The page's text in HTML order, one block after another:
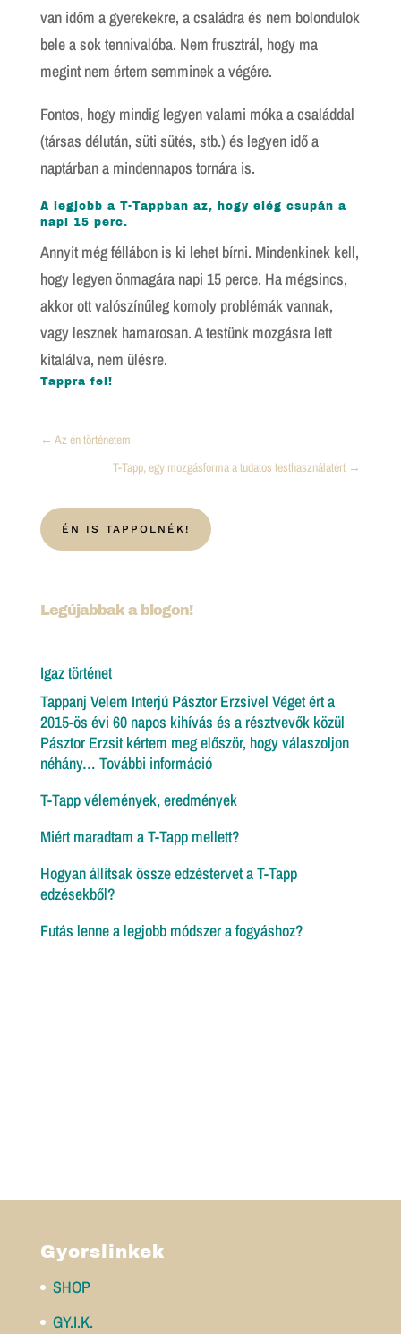
van időm a gyerekekre, a családra és nem bolondulok
bele a sok tennivalóba. Nem frusztrál, hogy ma
megint nem értem semminek a végére.
Fontos, hogy mindig legyen valami móka a családdal
(társas délután, süti sütés, stb.) és legyen idő a
naptárban a mindennapos tornára is.
A legjobb a T-Tappban az, hogy elég csupán a
napi 15 perc.
Annyit még féllábon is ki lehet bírni. Mindenkinek kell,
hogy legyen önmagára napi 15 perce. Ha mégsincs,
akkor ott valószínűleg komoly problémák vannak,
vagy lesznek hamarosan. A testünk mozgásra lett
kitalálva, nem ülésre.
Tappra fel!
← Az én történetem
T-Tapp, egy mozgásforma a tudatos testhasználatért →
ÉN IS TAPPOLNÉK!
Legújabbak a blogon!
Igaz történet
Tappanj Velem Interjú Pásztor Erzsivel Véget ért a
2015-ös évi 60 napos kihívás és a résztvevők közül
Pásztor Erzsit kértem meg először, hogy válaszoljon
néhány… További információ:
történet
T-Tapp vélemények, eredmények
Miért maradtam a T-Tapp mellett?
Hogyan állítsak össze edzéstervet a T-Tapp
edzésekből?
Futás lenne a legjobb módszer a fogyáshoz?
Gyorslinkek
SHOP
GY.I.K.